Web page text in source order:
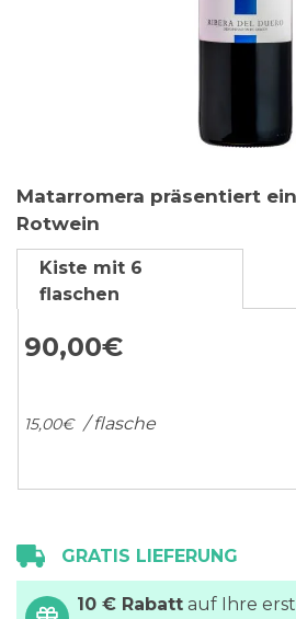
Anfang
der
Bildgalerie
springen
Matarromera präsentiert
Rotwein
Kiste mit 6
flaschen
90,00€
15,00€ / flasche
GRATIS LIEFERUNG
10 € Rabatt auf Ihre